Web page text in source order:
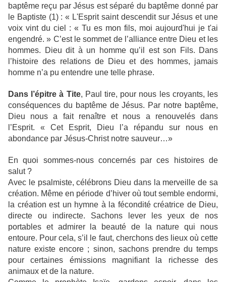
baptême reçu par Jésus est séparé du baptême donné par
le Baptiste (1) : « L'Esprit saint descendit sur Jésus et une
voix vint du ciel : « Tu es mon fils, moi aujourd'hui je t'ai
engendré. » C’est le sommet de l’alliance entre Dieu et les
hommes. Dieu dit à un homme qu’il est son Fils. Dans
l’histoire des relations de Dieu et des hommes, jamais
homme n’a pu entendre une telle phrase.
Dans l’épitre à Tite, Paul tire, pour nous les croyants, les
conséquences du baptême de Jésus. Par notre baptême,
Dieu nous a fait renaître et nous a renouvelés dans
l’Esprit. « Cet Esprit, Dieu l’a répandu sur nous en
abondance par Jésus-Christ notre sauveur…»
En quoi sommes-nous concernés par ces histoires de
salut ?
Avec le psalmiste, célébrons Dieu dans la merveille de sa
création. Même en période d’hiver où tout semble endormi,
la création est un hymne à la fécondité créatrice de Dieu,
directe ou indirecte. Sachons lever les yeux de nos
portables et admirer la beauté de la nature qui nous
entoure. Pour cela, s’il le faut, cherchons des lieux où cette
nature existe encore ; sinon, sachons prendre du temps
pour certaines émissions magnifiant la richesse des
animaux et de la nature.